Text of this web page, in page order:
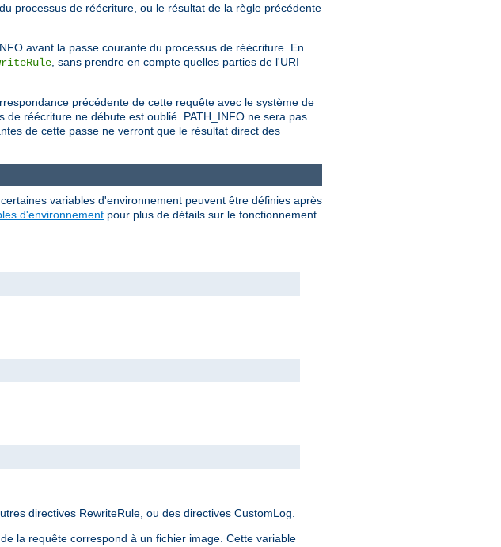
processus de réécriture, ou le résultat de la règle précédente
avant la passe courante du processus de réécriture. En
, sans prendre en compte quelles parties de l'URI
précédente de cette requête avec le système de
réécriture ne débute est oublié. PATH_INFO ne sera pas
de cette passe ne verront que le résultat direct des
variables d'environnement peuvent être définies après
d'environnement pour plus de détails sur le fonctionnement
directives RewriteRule, ou des directives CustomLog.
la requête correspond à un fichier image. Cette variable